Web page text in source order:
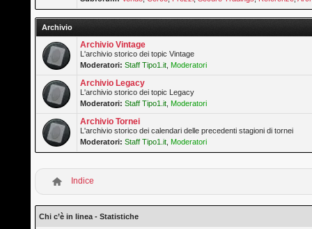
Archivio
Archivio Vintage
L'archivio storico dei topic Vintage
Moderatori: Staff Tipo1.it Moderatori
Archivio Legacy
L'archivio storico dei topic Legacy
Moderatori: Staff Tipo1.it Moderatori
Archivio Tornei
L'archivio storico dei calendari delle precedenti stagioni di tornei
Moderatori: Staff Tipo1.it Moderatori
Indice
Chi c’è in linea - Statistiche